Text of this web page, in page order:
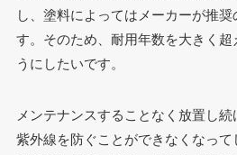
し、塗料によってはメーカーが推
す。そのため、耐用年数を大きく超
うにしたいです。
メンテナンスすることなく放置し
紫外線を防ぐことができなくなっ